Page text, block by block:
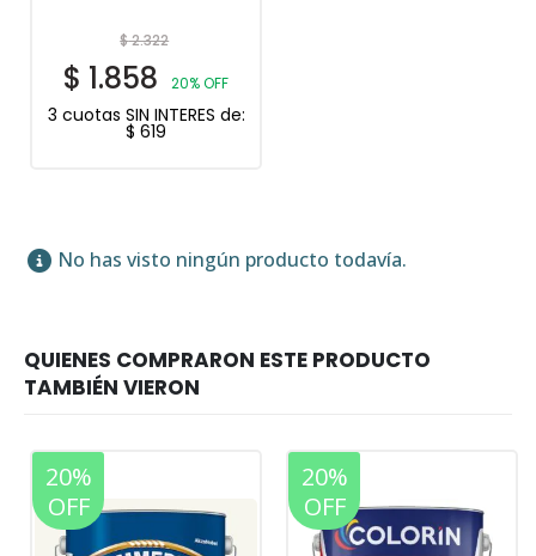
$2.322
$ 1.858 20% OFF
3 cuotas SIN INTERES de:
$ 619
No has visto ningún producto todavía.
20%
OFF
20%
OFF